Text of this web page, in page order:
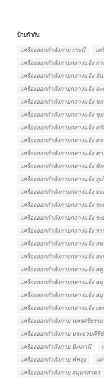
ป้ายกำกับ
เครื่องออกกำลังกาย กระบี่
เ
เครื่องออกกำลังกายกลางแจ้ง ก
เครื่องออกกำลังกายกลางแจ้ง จั
เครื่องออกกำลังกายกลางแจ้ง ฉะ
เครื่องออกกำลังกายกลางแจ้ง ช
เครื่องออกกำลังกายกลางแจ้ง ชุ
เครื่องออกกำลังกายกลางแจ้ง ตรั
เครื่องออกกำลังกายกลางแจ้ง ต
เครื่องออกกำลังกายกลางแจ้ง ต
เครื่องออกกำลังกายกลางแจ้ง พิ
เครื่องออกกำลังกายกลางแจ้ง ภูเ
เครื่องออกกำลังกายกลางแจ้ง ยะ
เครื่องออกกำลังกายกลางแจ้ง ระ
เครื่องออกกำลังกายกลางแจ้ง ระ
เครื่องออกกำลังกายกลางแจ้ง ร
เครื่องออกกำลังกายกลางแจ้ง ล
เครื่องออกกำลังกายกลางแจ้ง ส
เครื่องออกกำลังกายกลางแจ้ง ส
เครื่องออกกำลังกายกลางแจ้ง ส
เครื่องออกกำลังกายกลางแจ้ง ส
เครื่องออกกำลังกายกลางแจ้ง เ
เครื่องออกกำลังกาย นครศรีธรร
เครื่องออกกำลังกาย ประจวบคีรี
เครื่องออกกำลังกาย ปัตตานี
เครื่องออกกำลังกาย พัทลุง
เ
เครื่องออกกำลังกาย สมุทรสาคร